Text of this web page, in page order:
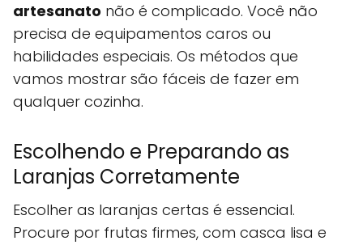
artesanato não é complicado. Você não
precisa de equipamentos caros ou
habilidades especiais. Os métodos que
vamos mostrar são fáceis de fazer em
qualquer cozinha.
Escolhendo e Preparando as
Laranjas Corretamente
Escolher as laranjas certas é essencial.
Procure por frutas firmes, com casca lisa e